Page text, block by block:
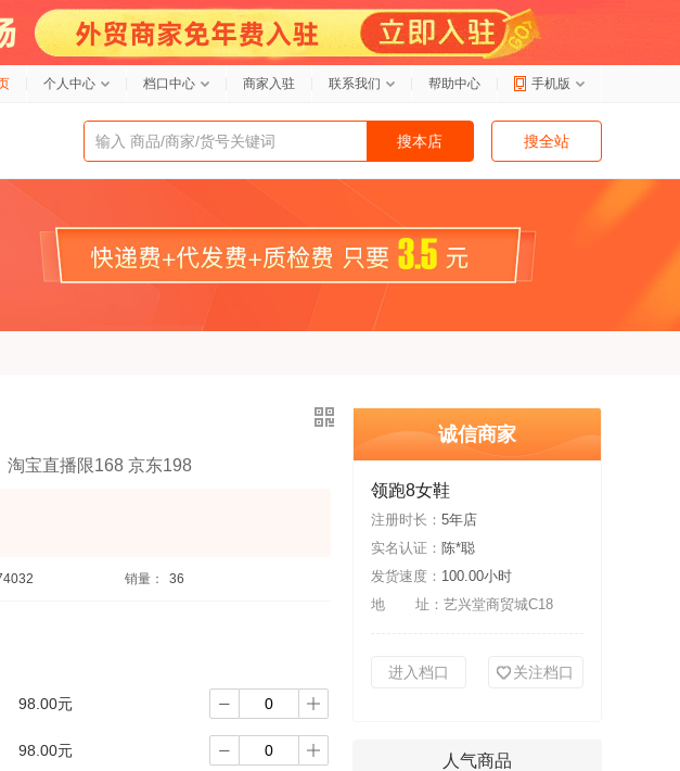
个人中心 档口中心 商家入驻 联系我们 帮助中心 手机版
搜全站
搜本店
淘宝直播限168 京东198
销量： 36
98.00元  
98.00元  
诚信商家
领跑8女鞋
注册时长： 5年店
实名认证： 陈*聪
发货速度： 100.00小时
地 址： 艺兴堂商贸城C18
进入档口 关注档口
人气商品